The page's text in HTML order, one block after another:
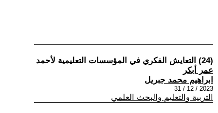
(24) التعايش الفكري في المؤسسات التعليمية لأحمد
عمر أبكر
ابراهيم محمد جبريل
2023 / 12 / 31
التربية والتعليم والبحث العلمي